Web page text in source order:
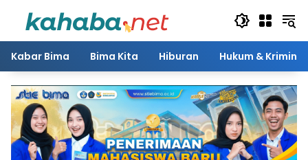
Kabar Bima Bima Kita Hiburan Hukum & Kriminal